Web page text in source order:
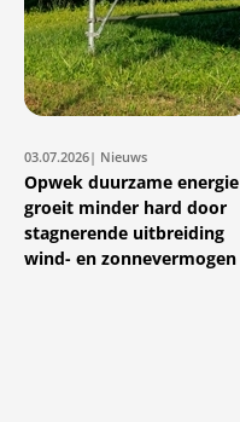
03.07.2026| Nieuws
Opwek duurzame energie
groeit minder hard door
stagnerende uitbreiding
wind- en zonnevermogen